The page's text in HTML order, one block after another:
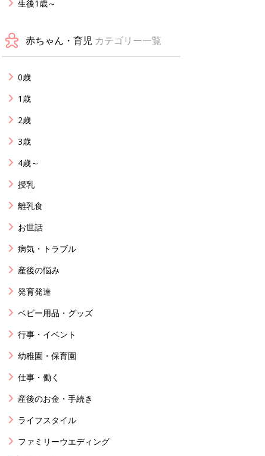
生後1歳～
赤ちゃん・育児 カテゴリー一覧
0歳
1歳
2歳
3歳
4歳～
授乳
離乳食
お世話
病気・トラブル
産後の悩み
発育発達
ベビー用品・グッズ
行事・イベント
幼稚園・保育園
仕事・働く
産後のお金・手続き
ライフスタイル
ファミリーウエディング